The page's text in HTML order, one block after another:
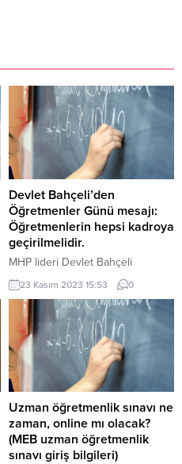
Devlet Bahçeli’den
Öğretmenler Günü mesajı:
Öğretmenlerin hepsi kadroya
geçirilmelidir.
MHP lideri Devlet Bahçeli
“Öğretmenler Günü”
münasebetiyle bir mesaj
yayınladı: Ruhu büyük olanların,
yaşadığı dönemlere sığmayıp
çağlar üstüne sıçrayanların
mutlaka rahle-i tedrisinden
geçtikleri bir öğretmenleri, bir
büyükleri, yalçın bir dağ gibi
arkalarında duran muhterem
hocaları vardır ve bu durum
kaçınılmaz bir hayat gerçeğidir. İlk
kalemi elimize aldığımızda, ilk harfi
23 Kasım 2023 15:53 0
Uzman öğretmenlik sınavı ne
zaman, online mı olacak?
(MEB uzman öğretmenlik
sınavı giriş bilgileri)